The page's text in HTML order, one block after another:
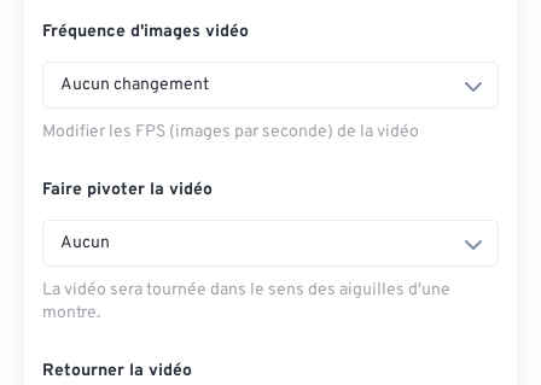
Fréquence d'images vidéo
Aucun changement
Modifier les FPS (images par seconde) de la vidéo
Faire pivoter la vidéo
Aucun
La vidéo sera tournée dans le sens des aiguilles d'une
montre.
Retourner la vidéo